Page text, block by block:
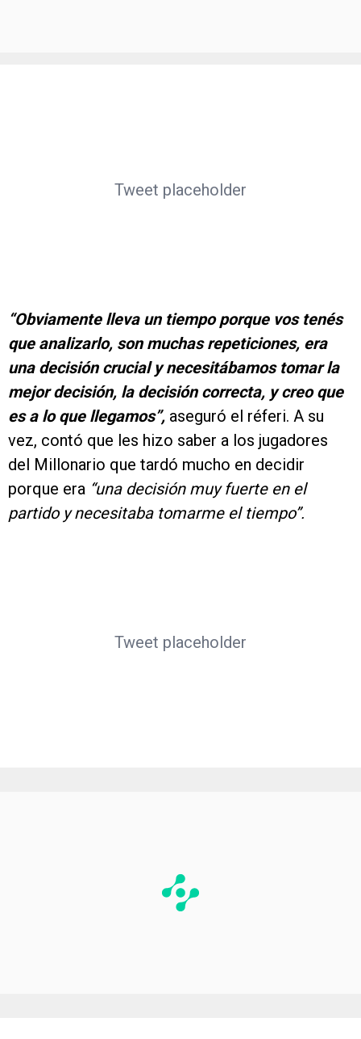
Tweet placeholder
“Obviamente lleva un tiempo porque vos tenés
que analizarlo, son muchas repeticiones, era
una decisión crucial y necesitábamos tomar la
mejor decisión, la decisión correcta, y creo que
es a lo que llegamos”, aseguró el réferi. A su
vez, contó que les hizo saber a los jugadores
del Millonario que tardó mucho en decidir
porque era “una decisión muy fuerte en el
partido y necesitaba tomarme el tiempo”.
Tweet placeholder